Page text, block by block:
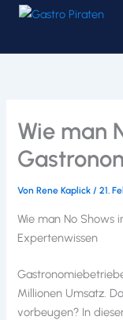
Zum
Wie man
VonRene Kaplick/21.
Wie man No Shows
Expertenwissen
Millionen Umsatz.
vorbeugen? In